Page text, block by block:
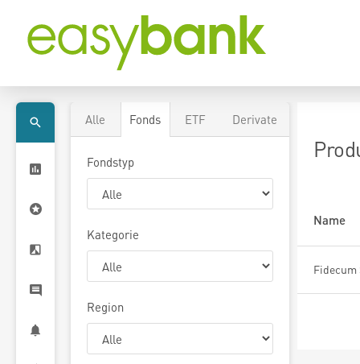
Alle Fonds ETF Derivate
Fondstyp
Kategorie
Region
Name